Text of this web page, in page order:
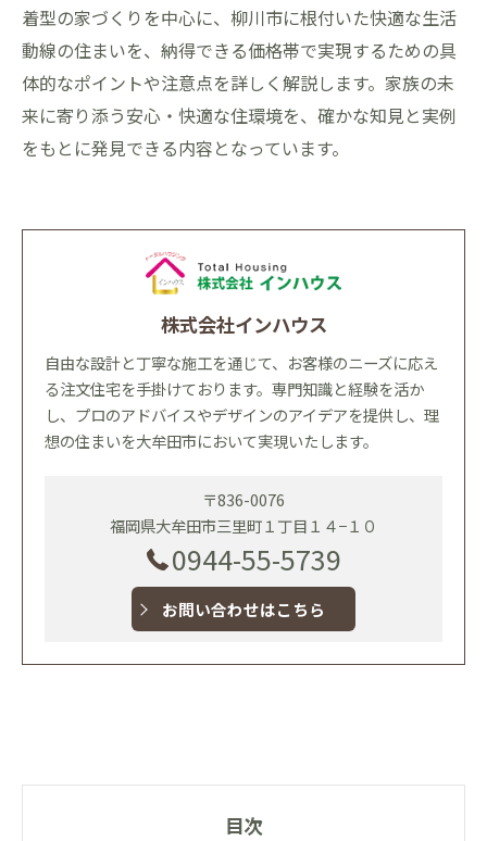
着型の家づくりを中心に、柳川市に根付いた快適な生活
動線の住まいを、納得できる価格帯で実現するための具
体的なポイントや注意点を詳しく解説します。家族の未
来に寄り添う安心・快適な住環境を、確かな知見と実例
をもとに発見できる内容となっています。
株式会社インハウス
自由な設計と丁寧な施工を通じて、お客様のニーズに応え
る注文住宅を手掛けております。専門知識と経験を活か
し、プロのアドバイスやデザインのアイデアを提供し、理
想の住まいを大牟田市において実現いたします。
〒836-0076
福岡県大牟田市三里町１丁目１４−１０
0944-55-5739
お問い合わせはこちら
目次